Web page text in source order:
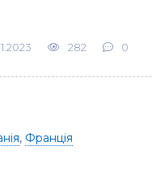
282 0
, Франція